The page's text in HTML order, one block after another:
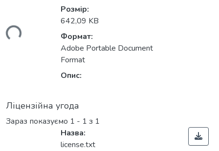
Розмір:
642,09 KB
Формат:
Adobe Portable Document
Format
Опис:
Ліцензійна угода
Зараз показуємо 1 - 1 з 1
Назва:
license.txt